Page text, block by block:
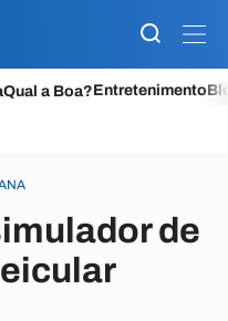
Qual a Boa?Entretenimento
de